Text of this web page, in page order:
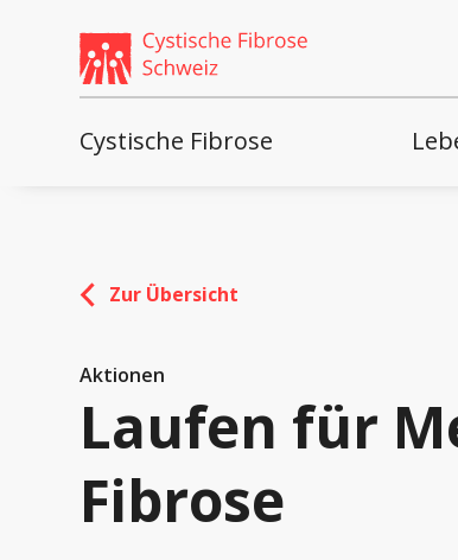
Cystische Fibrose
Zur Übersicht
Aktionen
Laufen für
Fibrose